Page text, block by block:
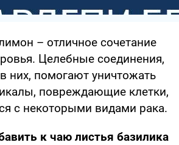
– отличное сочетание
Целебные соединения,
них, помогают уничтожать
повреждающие клетки,
с некоторыми видами рака.
к чаю листья базилика